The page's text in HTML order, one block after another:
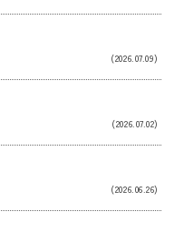
(2026.07.09)
(2026.07.02)
(2026.06.26)